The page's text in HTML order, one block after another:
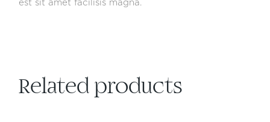
est sit amet facilisis magna.
Related products